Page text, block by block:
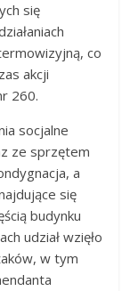
się
co
akcji
260.
socjalne
ze sprzętem
a
się
budynku
udział wzięło
w tym